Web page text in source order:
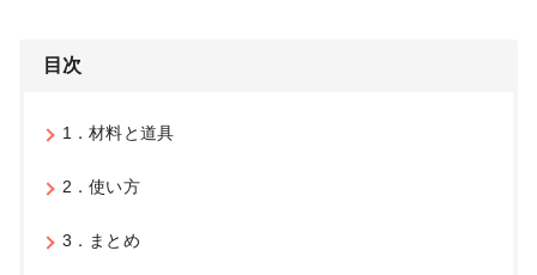
目次
1．材料と道具
2．使い方
3．まとめ